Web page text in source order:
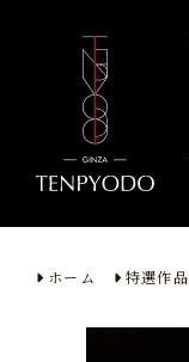
ホーム 特選作品